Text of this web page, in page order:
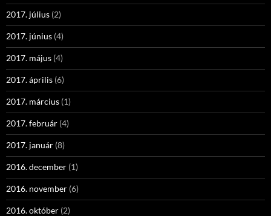
2017. július (2)
2017. június (4)
2017. május (4)
2017. április (6)
2017. március (1)
2017. február (4)
2017. január (8)
2016. december (1)
2016. november (6)
2016. október (2)